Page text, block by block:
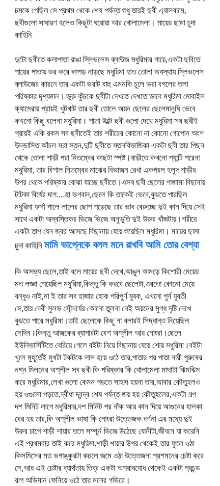
চমকে গেছিল সে প্রথম থেকে শেষ পর্যন্ত শুধু তারই ছবী এ্যালবামে,
ছবীগুলো সাধারণ হলেও কিছুটা ঘরোয়া আর খোলামেলা। মায়ের ছামা চুদা
কাহিনি
দুটো ছবীতে কলাপাতা রাঙা স্লিভলেস ব্লাউজ মধুরিমার গায়ে,একটা ছবিতে
পায়ের পাতায় ভর করে কাপড় নাড়ছে মধুরিমা হাত তোলা অবস্থায় স্লিভলেস
ব্লাউজের কারনে তার একটা ভরাট বাহু এমনকি চুলে ভরা বগলের তলা
পরিষ্কার দৃশ্যমান। ভুরু কুঁচকে ছবীটা দেখতে দেখতে ভাবে মধুরিমা মোবাইল
ক্যামেরায় প্রায়ই খুটখাট তার ছবী তোলে অয়ন ছেলের ছেলেমানুষি ভেবে
কখনো কিছু বলেনা মধুরিমা। পাতা উল্টে ছবী গুলো দেখে মধুরিমা সব ছবীই
প্রায়ই একি রকম সব ছবীতেই তার শরীরের কোনো না কোনো গোপোন অংশ
উদ্ভাসিত আঁচল সরা স্তন,দুটি ছবীতে স্তনবিভাজিকা একটা ছবী তার পিছন
থেকে তোলা শাড়ী পরা নিতম্বের কাছটা স্পষ্ট।বাড়ীতে কখনো প্যান্টি পরেনা
মধুরিমা, তার বিশাল নিতম্বের মাঝের বিভাজন রেখা একপরল হলুদ শাড়ীর
উপর থেকে পরিষ্কার বোঝা যাচ্ছে ছবীতে।এসব ছবী ছেলের পাজামা বিছানায়
টাটকা বির্যের দাগ….হা ভগবান,ছেলে কি তাকেই ভেবে,বুঝতে পারছিল
মধুরিমা ফর্সা গালে লালের ছোপ পড়েছে তার ভাব বেরুচ্ছে দুই কান দিয়ে সেই
সাথে একটা অস্বস্তিকর ভিজে ভিজে অনুভূতি দুই উরুর খাঁজটায়।শরীরে
একটা তাপ যেন জ্বর আসছে বিছানায় যেয়ে শুয়েছিল মধুরিমা। মায়ের ছামা
চুদা কাহিনিমামি ভাগ্নেকে বলল মনে রাখবি আমি তোর বেশ্যা
কি অসভ্য ছেলে,তাই বলে মায়ের ছবী দেখে,আঙুল কামড়ে কিশোরী মেয়ের
মত লজ্জা পেয়েছিল মধুরিমা,কিন্তু কি করবে ছেলেটা,ওরতো কোনো মেয়ে
বন্ধুও নাই,মা ই তার সব হাজার হোক পরিপুর্ণ যুবক, এখনো পুর্ন যুবতী
সে,তার দেবী সুলভ সৌন্দর্যের কোনো তুলনা নেই অয়নের মুগ্ধ দৃষ্টি দেখে
বুঝতে পারে মধুরিমা।তাই ছেলেকে কিছু না বলারই সিদ্ধান্ত নিয়েছিল
সেদিন।কিন্তু আজকের ব্যাপারটা বেশ অশ্লীল আর নোংরা।ছেলে
ইউনিভার্সিটিতে বেরিয়ে গেলে বইটা নিয়ে বিছানায় যেয়ে শোয় মধুরিমা।বইটা
খুলে মুহূর্তেই মুখটা টকটকে লাল হয়ে ওঠে তার,পাতার পর পাতা নারী পুরুষের
নগ্ন মিলনের অশ্লীল সব ছবী কি পরিষ্কার কি খোলামেলা মাথাটা ঝিমঝিম
করে মধুরিমার,লেখা গুলো কেমন পড়তে সাহস হয়না তার,আবার কৌতুহলও
হয় ওগুলো পড়তে,দ্বীধা দ্বন্দ্ব শেষ পর্যন্ত জয় হয় কৌতুহলের,একটা গল্প
দশ মিনিট লাগে মধুরিমার,দশ মিনিট পর নাঁক আর কান দিয়ে আগুনের হালকা
বের হয় তার,কি অশ্লীল ভাষা কি নোংরা উত্তেজক বর্ণনা এর মধ্যে দুই
উরুর চাপে শাড়ী শায়ার তলে সম্পুর্ন ভিজে উঠেছে যোনীটা,জীবনে যা করেনি
এই প্রথমবার তাই করে মধুরিমা,শাড়ী শায়ার উপর থেকেই তার ফুলে ওঠা
কিসমিসের মত ভগাঙ্কুরটা কচলে জমে ওঠা উত্তেজনা প্রশমনের চেষ্টা করে
সে,আর এই চেষ্টার ব্যার্থতায় তিব্র একটা অপরাধবোধ থেকেই একটা প্রচন্ড
রাগ অভিমান ফেনিয়ে ওঠে তার মনের গভিরে।